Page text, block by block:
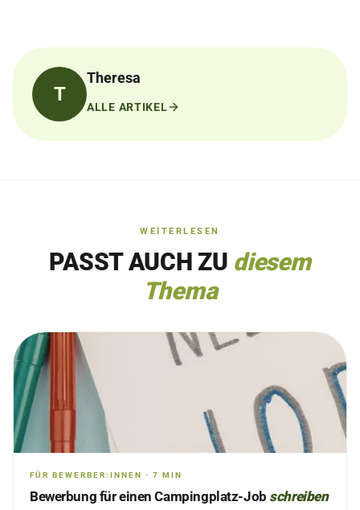
T
Theresa
ALLE ARTIKEL
WEITERLESEN
PASST AUCH ZU diesem
Thema
FÜR BEWERBER:INNEN · 7 MIN
Bewerbung für einen Campingplatz-Job schreiben